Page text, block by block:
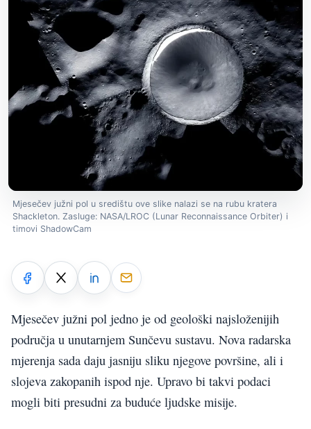
Mjesečev južni pol u središtu ove slike nalazi se na rubu kratera
Shackleton. Zasluge: NASA/LROC (Lunar Reconnaissance Orbiter) i
timovi ShadowCam
Mjesečev južni pol jedno je od geološki najsloženijih
područja u unutarnjem Sunčevu sustavu. Nova radarska
mjerenja sada daju jasniju sliku njegove površine, ali i
slojeva zakopanih ispod nje. Upravo bi takvi podaci
mogli biti presudni za buduće ljudske misije.